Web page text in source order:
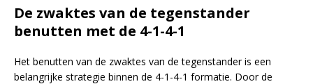
De zwaktes van de tegenstander
benutten met de 4-1-4-1
Het benutten van de zwaktes van de tegenstander is een
belangrijke strategie binnen de 4-1-4-1 formatie. Door de